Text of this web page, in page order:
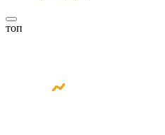
топ